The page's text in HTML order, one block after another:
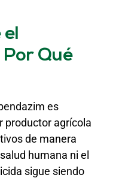
el
Qué
es
productor agrícola
de manera
humana ni el
sigue siendo